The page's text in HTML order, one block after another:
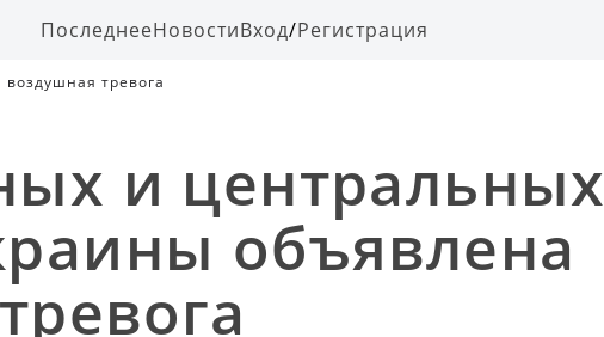
ПоследнееНовостиВход/Регистрация
тревога
и центральных
объявлена